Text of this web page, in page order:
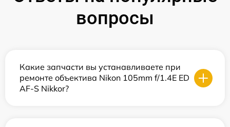
вопросы
Какие запчасти вы устанавливаете при
ремонте объектива Nikon 105mm f/1.4E ED
AF-S Nikkor?